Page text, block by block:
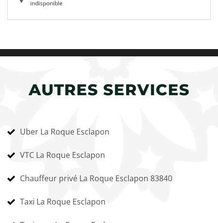
indisponible
AUTRES SERVICES
Uber La Roque Esclapon
VTC La Roque Esclapon
Chauffeur privé La Roque Esclapon 83840
Taxi La Roque Esclapon